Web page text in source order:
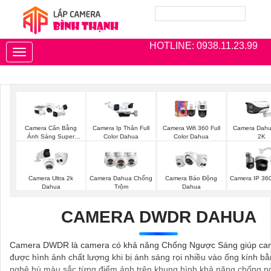
HOTLINE: 0938.11.23.99
Toggle
navigation
Camera Cân Bằng
Ánh Sáng Super
Camera Ip Thân Full
Color Dahua
Camera Wifi 360 Full
Color Dahua
Camera
2K
Camera Ultra 2k
Dahua
Camera Dahua Chống
Trộm
Camera Báo Động
Dahua
Camera IP
CAMERA DWDR DAHUA
Camera DWDR là camera có khả năng Chống Ngược Sáng giúp
được hình ảnh chất lượng khi bị ánh sáng rọi nhiều vào ống kính